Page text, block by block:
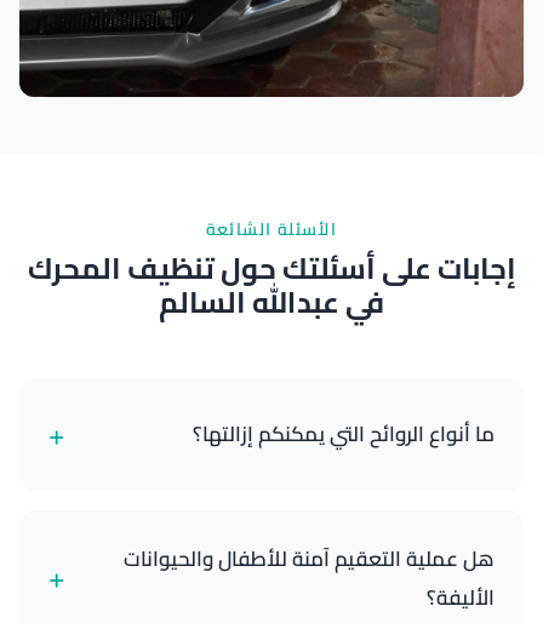
الأسئلة الشائعة
إجابات على أسئلتك حول تنظيف المحرك
في عبدالله السالم
ما أنواع الروائح التي يمكنكم إزالتها؟ +
ذلك الدخان، الحيوانات الأليفة، الطعام، العفن، والرطوبة
العامة. معالجة الأوزون لدينا تستهدف وتحيد الجزيئات
المسببة للرائحة.
هل عملية التعقيم آمنة للأطفال والحيوانات
الأليفة؟
+